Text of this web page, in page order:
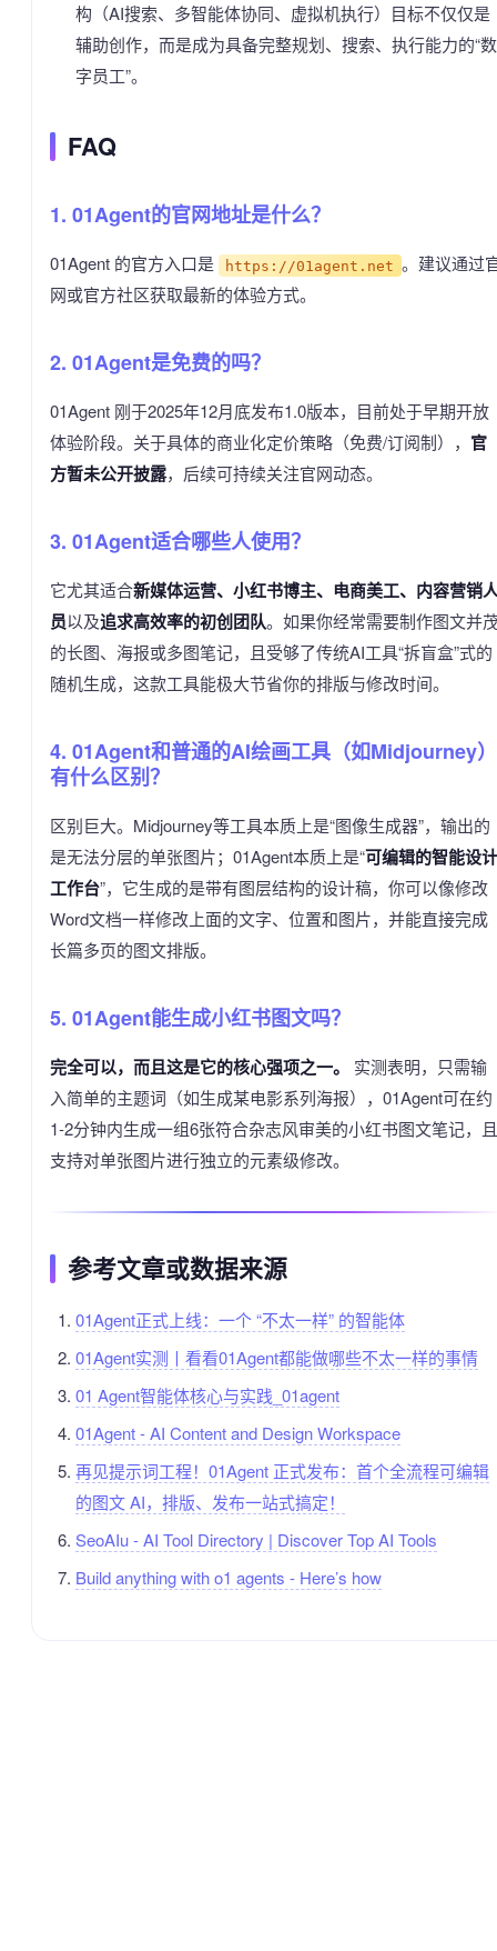
构（AI搜索、多智能体协同、虚拟机执行）目标不仅仅是
辅助创作，而是成为具备完整规划、搜索、执行能力的“数
字员工”。
FAQ
1. 01Agent的官网地址是什么？
01Agent 的官方入口是 https://01agent.net 。建议通过
网或官方社区获取最新的体验方式。
2. 01Agent是免费的吗？
01Agent 刚于2025年12月底发布1.0版本，目前处于早期开放
体验阶段。关于具体的商业化定价策略（免费/订阅制）， 官
方暂未公开披露，后续可持续关注官网动态。
3. 01Agent适合哪些人使用？
它尤其适合新媒体运营、小红书博主、电商美工、内容营销
员以及追求高效率的初创团队。如果你经常需要制作图文并
的长图、海报或多图笔记，且受够了传统AI工具“拆盲盒”式的
随机生成，这款工具能极大节省你的排版与修改时间。
4. 01Agent和普通的AI绘画工具（如Midjourney）
有什么区别？
区别巨大。Midjourney等工具本质上是“图像生成器”，输出的
是无法分层的单张图片；01Agent本质上是“可编辑的智能设计
工作台”，它生成的是带有图层结构的设计稿，你可以像修改
Word文档一样修改上面的文字、位置和图片，并能直接完成
长篇多页的图文排版。
5. 01Agent能生成小红书图文吗？
完全可以，而且这是它的核心强项之一。
实测表明，只需输
入简单的主题词（如生成某电影系列海报），01Agent可在约
1-2分钟内生成一组6张符合杂志风审美的小红书图文笔记，且
支持对单张图片进行独立的元素级修改。
参考文章或数据来源
01Agent正式上线：一个 “不太一样” 的智能体
01Agent实测丨看看01Agent都能做哪些不太一样的事情
01 Agent智能体核心与实践_01agent
01Agent - AI Content and Design Workspace
再见提示词工程！01Agent 正式发布：首个全流程可编辑
的图文 AI，排版、发布一站式搞定！
SeoAIu - AI Tool Directory | Discover Top AI Tools
Build anything with o1 agents - Here’s how